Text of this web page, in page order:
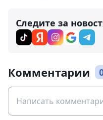
Следите за
Комментарии